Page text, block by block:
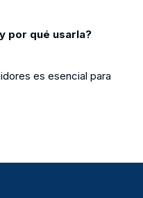
por qué usarla?
es esencial para